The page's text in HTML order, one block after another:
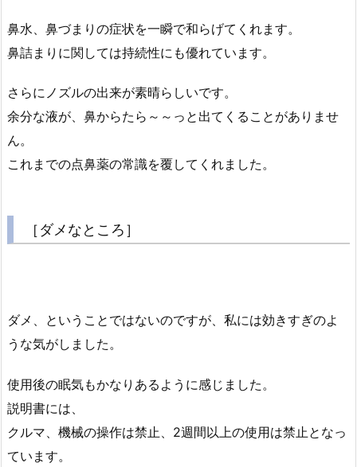
鼻水、鼻づまりの症状を一瞬で和らげてくれます。
鼻詰まりに関しては持続性にも優れています。
さらにノズルの出来が素晴らしいです。
余分な液が、鼻からたら～～っと出てくることがありませ
ん。
これまでの点鼻薬の常識を覆してくれました。
［ダメなところ］
ダメ、ということではないのですが、私には効きすぎのよ
うな気がしました。
使用後の眠気もかなりあるように感じました。
説明書には、
クルマ、機械の操作は禁止、2週間以上の使用は禁止となっ
ています。